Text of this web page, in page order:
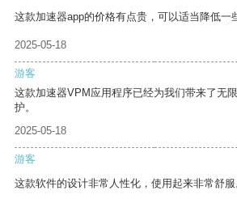
这款加速器app的价格有点贵，可以适当降低一
2025-05-18
游客
这款加速器VPM应用程序已经为我们带来了无
护。
2025-05-18
游客
这款软件的设计非常人性化，使用起来非常舒服